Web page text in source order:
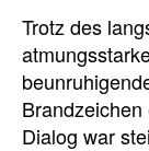
Trotz des
Dialog war